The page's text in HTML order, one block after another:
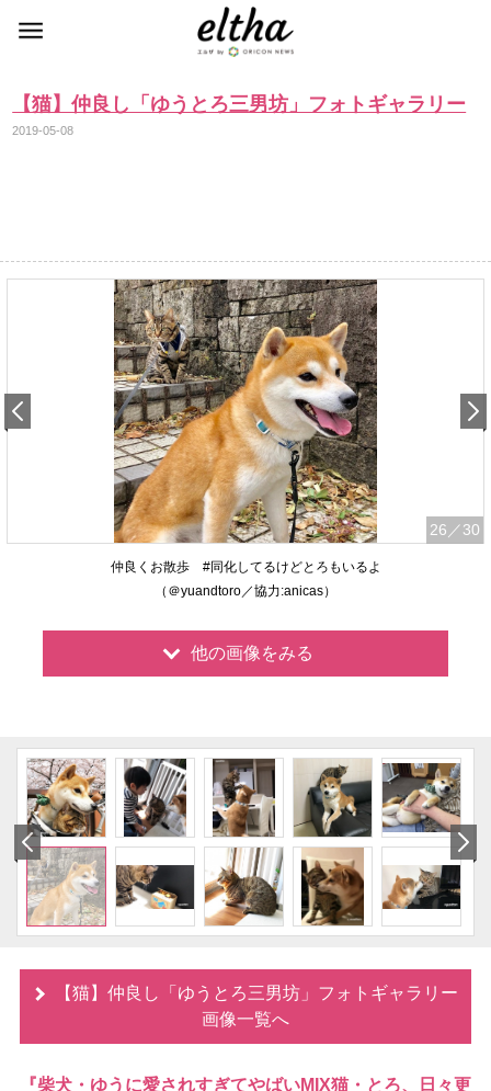
【猫】仲良し「ゆうとろ三男坊」フォトギャラリー
2019-05-08
26 ／30
仲良くお散歩 #同化してるけどとろもいるよ
（＠yuandtoro／協力:anicas）
他の画像をみる
【猫】仲良し「ゆうとろ三男坊」フォトギャラリー
画像一覧へ
『柴犬・ゆうに愛されすぎてやばいMIX猫・とろ、日々更